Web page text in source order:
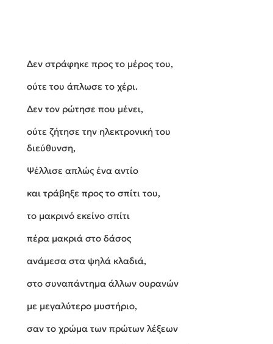
Δεν στράφηκε προς το μέρος του,
ούτε του άπλωσε το χέρι.
Δεν τον ρώτησε που μένει,
ούτε ζήτησε την ηλεκτρονική του
διεύθυνση,
Ψέλλισε απλώς ένα αντίο
και τράβηξε προς το σπίτι του,
το μακρινό εκείνο σπίτι
πέρα μακριά στο δάσος
ανάμεσα στα ψηλά κλαδιά,
στο συναπάντημα άλλων ουρανών
με μεγαλύτερο μυστήριο,
σαν το χρώμα των πρώτων λέξεων